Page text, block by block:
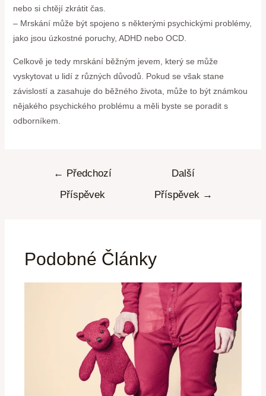
nebo si chtějí zkrátit čas.
– Mrskání může být spojeno s některými psychickými problémy,
jako jsou úzkostné poruchy, ADHD nebo OCD.
Celkově je tedy mrskání běžným jevem, který se může
vyskytovat u lidí z různých důvodů. Pokud se však stane
závislostí a zasahuje do běžného života, může to být známkou
nějakého psychického problému a měli byste se poradit s
odborníkem.
← Předchozí
Příspěvek
Další
Příspěvek →
Podobné Články